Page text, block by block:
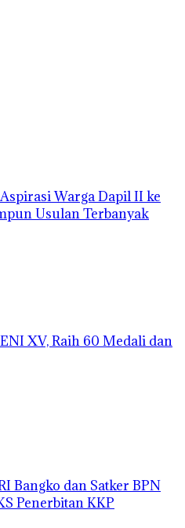
Warga Dapil II ke
Usulan Terbanyak
XV, Raih 60 Medali dan
Bangko dan Satker BPN
Penerbitan KKP